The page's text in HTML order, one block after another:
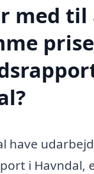
med til
have
i Havndal,